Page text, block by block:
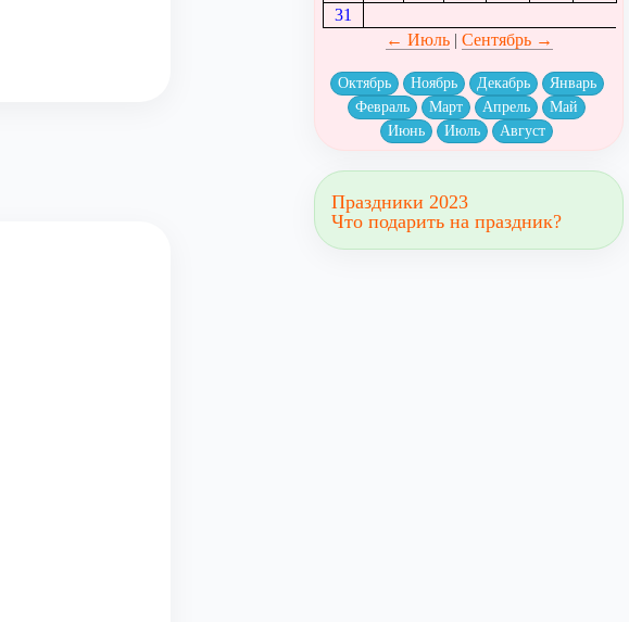
31
← Июль| Сентябрь →
Октябрь Ноябрь Декабрь
Январь
Февраль
Март Апрель
Май
Июнь
Июль Август
Праздники 2023
Что подарить на праздник?